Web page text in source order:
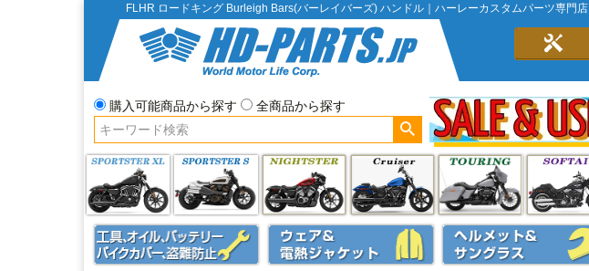
FLHR ロードキング Burleigh Bars(バーレイバーズ) ハンドル｜ハーレーカスタムパーツ専門店
購入可能商品から探す
全商品から探す